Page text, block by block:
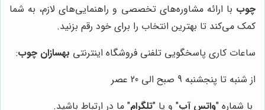
چوب با ارائه مشاوره‌های تخصصی و راهنمایی‌های لازم، به شما
کمک می‌کند تا بهترین انتخاب را برای خود رقم بزنید.
ساعات کاری پاسخگویی تلفنی فروشگاه اینترنتی بهسازان چوب:
از شنبه تا پنجشنبه 9 صبح الی 20 عصر
با شماره "واتس آپ" و یا "تلگرام" ما در ارتباط باشید.